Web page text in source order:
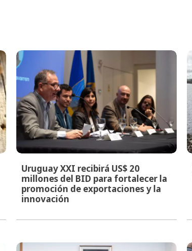
Uruguay XXI recibirá US$ 20
millones del BID para fortalecer la
promoción de exportaciones y la
innovación